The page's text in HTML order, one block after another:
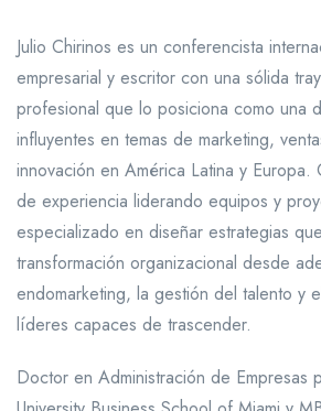
Julio Chirinos es un conferencista
empresarial y escritor con una sólida
profesional que lo posiciona como una
influyentes en temas de marketing,
innovación en América Latina y
de experiencia liderando equipos y
especializado en diseñar estrategias
transformación organizacional desde
endomarketing, la gestión del talento y
líderes capaces de trascender.
Doctor en Administración de Empresas